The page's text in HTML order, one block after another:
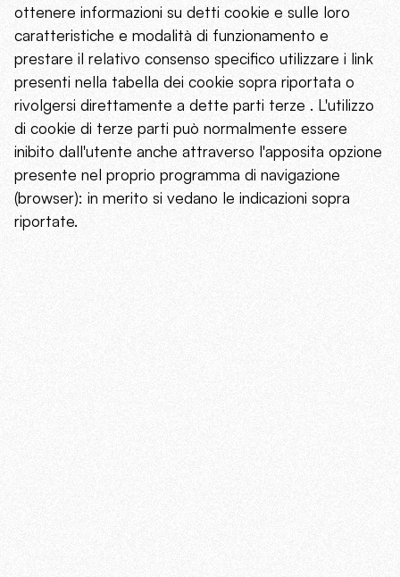
ottenere informazioni su detti cookie e sulle loro
caratteristiche e modalità di funzionamento e
prestare il relativo consenso specifico utilizzare i link
presenti nella tabella dei cookie sopra riportata o
rivolgersi direttamente a dette parti terze . L'utilizzo
di cookie di terze parti può normalmente essere
inibito dall'utente anche attraverso l'apposita opzione
presente nel proprio programma di navigazione
(browser): in merito si vedano le indicazioni sopra
riportate.